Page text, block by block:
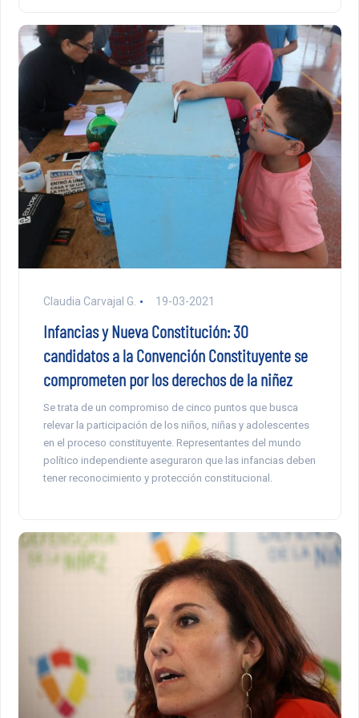
Claudia Carvajal G. 19-03-2021
Infancias y Nueva Constitución: 30
candidatos a la Convención Constituyente se
comprometen por los derechos de la niñez
Se trata de un compromiso de cinco puntos que busca
relevar la participación de los niños, niñas y adolescentes
en el proceso constituyente. Representantes del mundo
político independiente aseguraron que las infancias deben
tener reconocimiento y protección constitucional.